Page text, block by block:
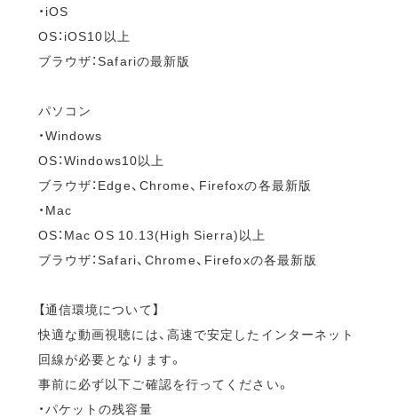
・iOS
OS：iOS10以上
ブラウザ：Safariの最新版
パソコン
・Windows
OS：Windows10以上
ブラウザ：Edge、Chrome、Firefoxの各最新版
・Mac
OS：Mac OS 10.13(High Sierra)以上
ブラウザ：Safari、Chrome、Firefoxの各最新版
【通信環境について】
快適な動画視聴には、高速で安定したインターネット
回線が必要となります。
事前に必ず以下ご確認を行ってください。
・パケットの残容量